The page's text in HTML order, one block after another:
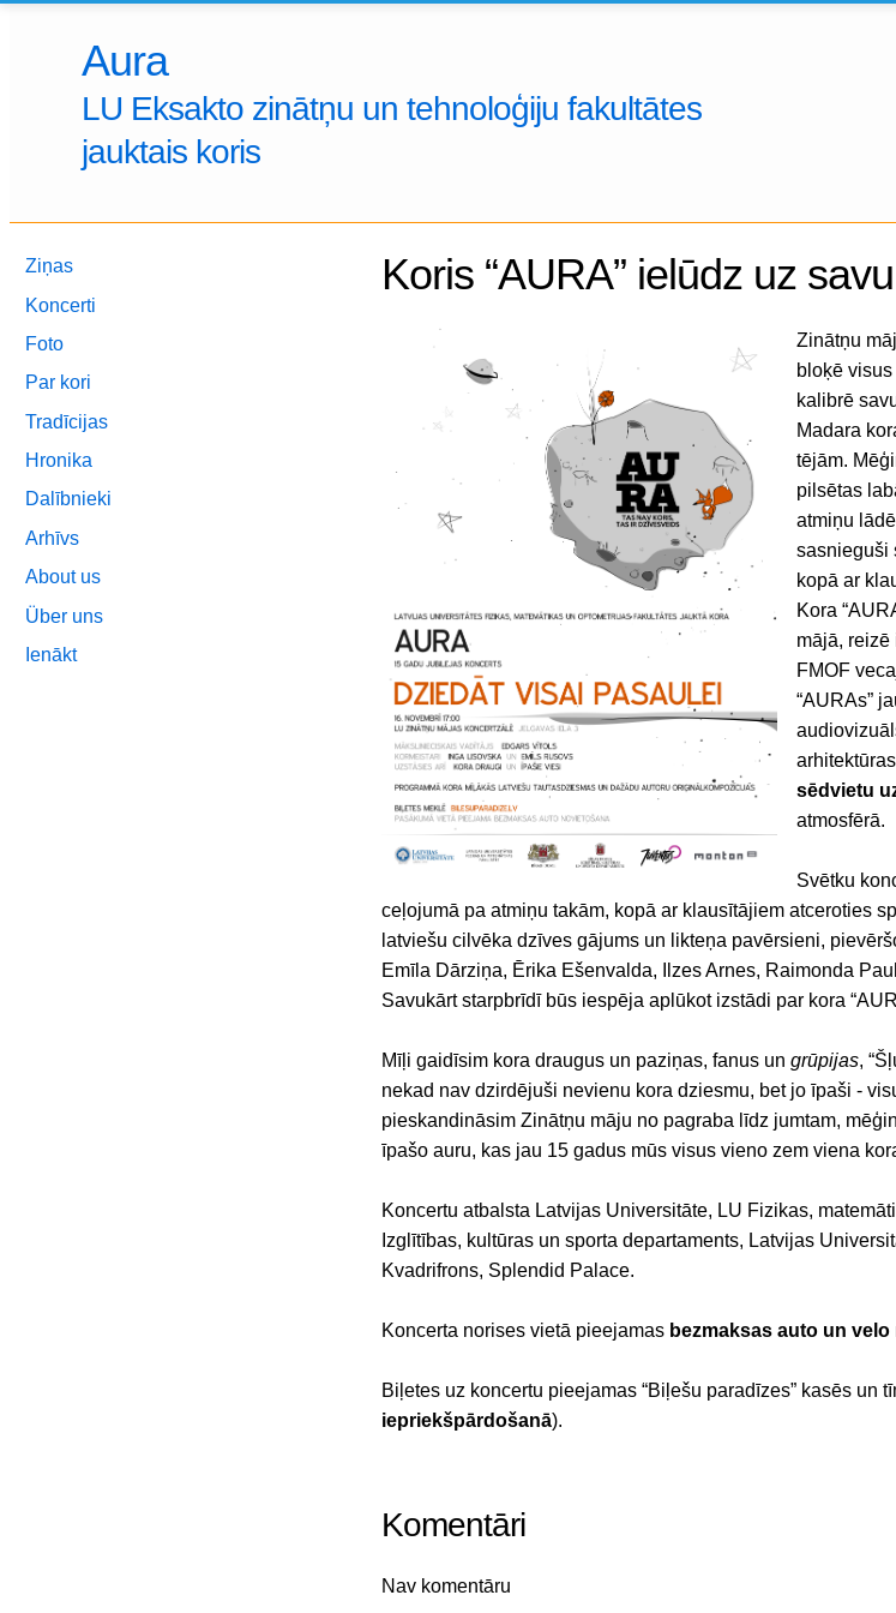
Aura
LU Eksakto zinātņu un tehnoloģiju fakultātes
jauktais koris
Ziņas
Koncerti
Foto
Par kori
Tradīcijas
Hronika
Dalībnieki
Arhīvs
About us
Über uns
Ienākt
Koris “AURA” ielūdz uz
Zinātņu
bloķē
kalibrē
Madara
tējām.
pilsētas
atmiņu
sasnieguši
kopā ar
Kora
mājā,
FMOF
“AURAs”
sēdvietu
atmosfērā.
Svētku
ceļojumā pa atmiņu takām, kopā ar klausītājiem atceroties
latviešu cilvēka dzīves gājums un likteņa pavērsieni,
Emīla Dārziņa, Ērika Ešenvalda, Ilzes Arnes, Raimonda
Savukārt starpbrīdī būs iespēja aplūkot izstādi par kora
Mīļi gaidīsim kora draugus un paziņas, fanus un grūpijas,
nekad nav dzirdējuši nevienu kora dziesmu, bet jo īpaši -
pieskandināsim Zinātņu māju no pagraba līdz jumtam,
īpašo auru, kas jau 15 gadus mūs visus vieno zem viena
Koncertu atbalsta Latvijas Universitāte, LU Fizikas,
Izglītības, kultūras un sporta departaments, Latvijas
Kvadrifrons, Splendid Palace.
Koncerta norises vietā pieejamas bezmaksas auto un
Biļetes uz koncertu pieejamas “Biļešu paradīzes” kasēs un
iepriekšpārdošanā).
Komentāri
Nav komentāru